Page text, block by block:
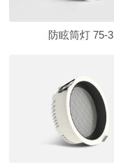
防眩筒灯 75-3